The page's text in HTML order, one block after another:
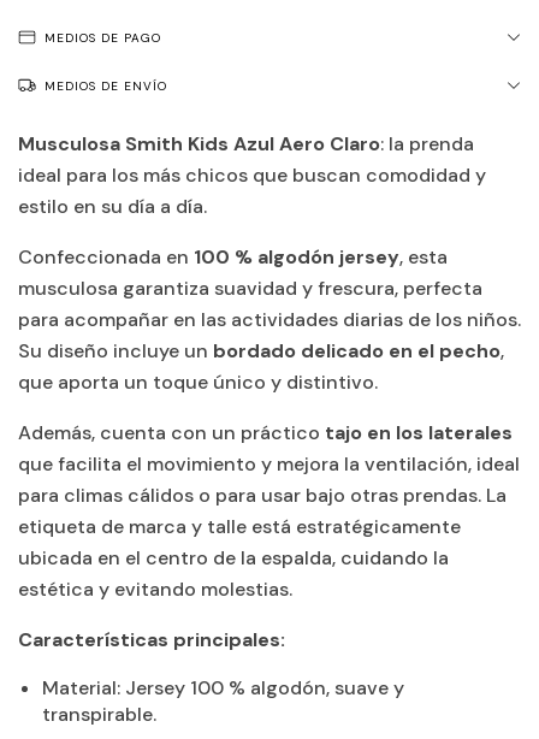
MEDIOS DE PAGO
MEDIOS DE ENVÍO
Musculosa Smith Kids Azul Aero Claro: la prenda
ideal para los más chicos que buscan comodidad y
estilo en su día a día.
Confeccionada en 100 % algodón jersey, esta
musculosa garantiza suavidad y frescura, perfecta
para acompañar en las actividades diarias de los niños.
Su diseño incluye un bordado delicado en el pecho,
que aporta un toque único y distintivo.
Además, cuenta con un práctico tajo en los laterales
que facilita el movimiento y mejora la ventilación, ideal
para climas cálidos o para usar bajo otras prendas. La
etiqueta de marca y talle está estratégicamente
ubicada en el centro de la espalda, cuidando la
estética y evitando molestias.
Características principales:
Material: Jersey 100 % algodón, suave y
transpirable.